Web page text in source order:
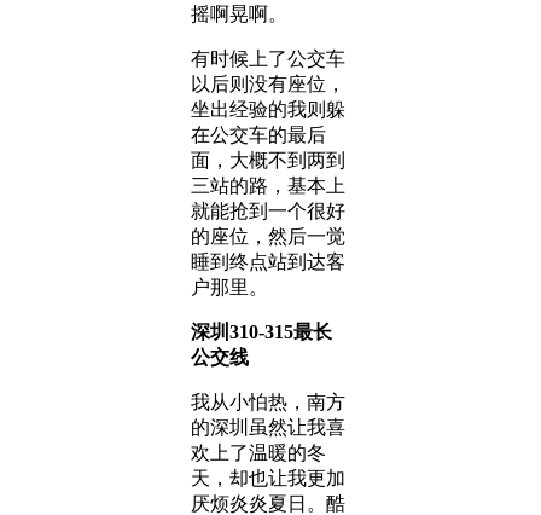
摇啊晃啊。
有时候上了公交车
以后则没有座位，
坐出经验的我则躲
在公交车的最后
面，大概不到两到
三站的路，基本上
就能抢到一个很好
的座位，然后一觉
睡到终点站到达客
户那里。
深圳310-315最长
公交线
我从小怕热，南方
的深圳虽然让我喜
欢上了温暖的冬
天，却也让我更加
厌烦炎炎夏日。酷